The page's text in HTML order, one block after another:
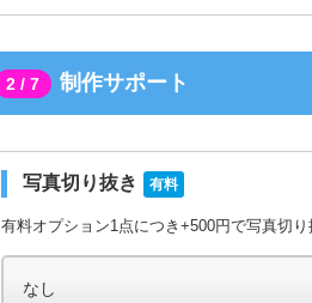
2 / 7 制作サポート
写真切り抜き 有料
有料オプション1点につき+500円で写真切り